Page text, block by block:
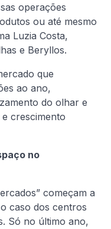
operações
ou até mesmo
Luzia Costa,
e Beryllos.
que
ao ano,
do olhar e
crescimento
no
começam a
caso dos centros
Só no último ano,